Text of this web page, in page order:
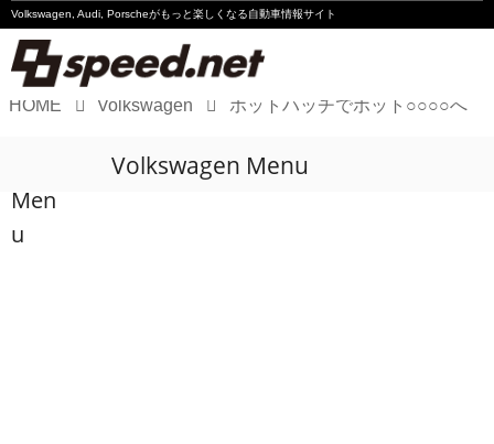
Volkswagen, Audi, Porscheがもっと楽しくなる自動車情報サイト
Audi
HOME Volkswagen ホットハッチでホット○○○○へ
Men
u
Volkswagen Menu